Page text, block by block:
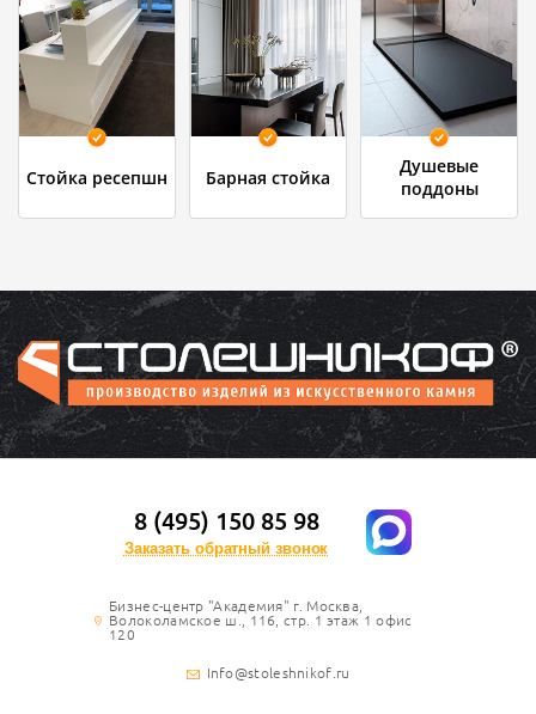
Стойка ресепшн Барная стойка
Душевые
поддоны
8 (495) 150 85 98
Заказать обратный звонок
Бизнес-центр "Академия" г. Москва,
Волоколамское ш., 116, стр. 1 этаж 1 офис
120
Info@stoleshnikof.ru